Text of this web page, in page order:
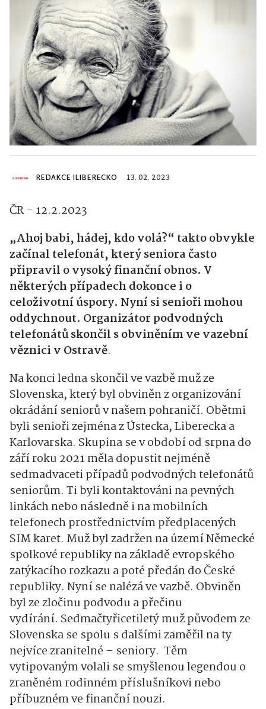
REDAKCE ILIBERECKO 13. 02. 2023
ČR - 12.2.2023
„Ahoj babi, hádej, kdo volá?“ takto obvykle
začínal telefonát, který seniora často
připravil o vysoký finanční obnos. V
některých případech dokonce i o
celoživotní úspory. Nyní si senioři mohou
oddychnout. Organizátor podvodných
telefonátů skončil s obviněním ve vazební
věznici v Ostravě.
Na konci ledna skončil ve vazbě muž ze
Slovenska, který byl obviněn z organizování
okrádání seniorů v našem pohraničí. Obětmi
byli senioři zejména z Ústecka, Liberecka a
Karlovarska. Skupina se v období od srpna do
září roku 2021 měla dopustit nejméně
sedmadvaceti případů podvodných telefonátů
seniorům. Ti byli kontaktováni na pevných
linkách nebo následně i na mobilních
telefonech prostřednictvím předplacených
SIM karet. Muž byl zadržen na území Německé
spolkové republiky na základě evropského
zatýkacího rozkazu a poté předán do České
republiky. Nyní se nalézá ve vazbě. Obviněn
byl ze zločinu podvodu a přečinu
vydírání. Sedmačtyřicetiletý muž původem ze
Slovenska se spolu s dalšími zaměřil na ty
nejvíce zranitelné – seniory. Těm
vytipovaným volali se smyšlenou legendou o
zraněném rodinném příslušníkovi nebo
příbuzném ve finanční nouzi.